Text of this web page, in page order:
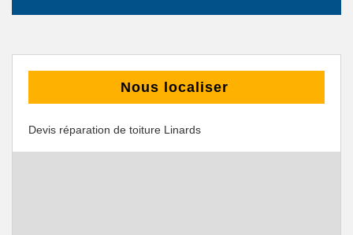
Nous localiser
Devis réparation de toiture Linards